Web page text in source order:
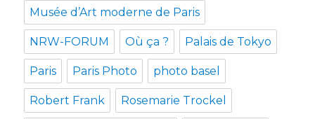
Musée d’Art moderne de Paris
NRW-FORUM Où ça ? Palais de Tokyo
Paris Paris Photo photo basel
Robert Frank Rosemarie Trockel